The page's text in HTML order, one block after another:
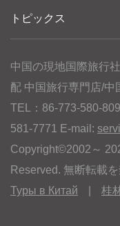
トピックス
中国の現地国際旅行
配 中国旅行専門店/中
TEL：86-773-580-
581-7771 E-mail:
Copyright©2002～
Reserved. 無断転載
Туры в Китай
桂